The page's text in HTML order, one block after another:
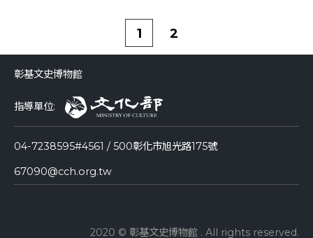
1 2
彰基文史博物館
指導單位:
04-7238595#4561 / 500彰化市旭光路175號
67090@cch.org.tw
2020 © 彰基文史博物館 . All rights reserved.